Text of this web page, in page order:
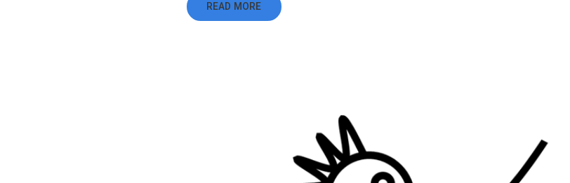
READ MORE